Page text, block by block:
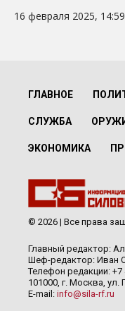
16 февраля 2025, 14:59
ГЛАВНОЕ
СЛУЖБА
ЭКОНОМИКА
© 2026 | Все права
Главный редактор:
Шеф-редактор: Иван
Телефон редакции: +7
101000, г. Москва, ул.
E-mail: info@sila-rf.ru